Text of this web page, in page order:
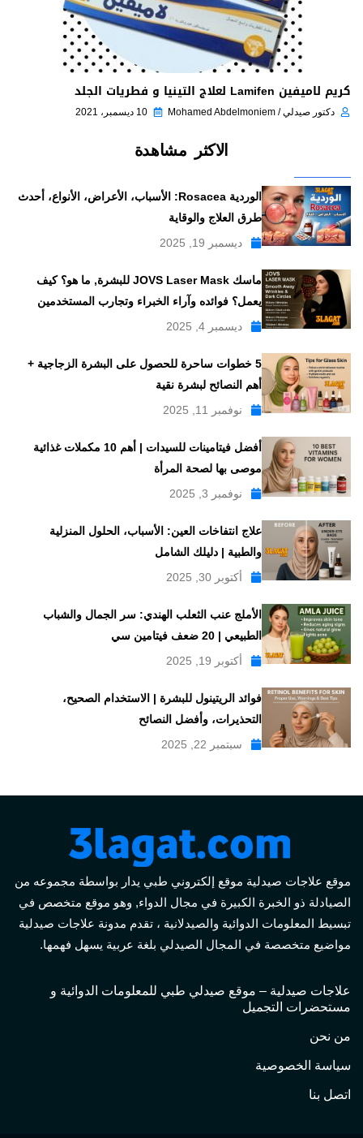
كريم لاميفين Lamifen لعلاج التينيا و فطريات الجلد
دكتور صيدلي / Mohamed Abdelmoniem 10 ديسمبر، 2021
الاكثر مشاهدة
الوردية Rosacea: الأسباب، الأعراض، الأنواع، أحدث
طرق العلاج والوقاية
ديسمبر 19, 2025
ماسك JOVS Laser Mask للبشرة, ما هو؟ كيف
يعمل؟ فوائده وآراء الخبراء وتجارب المستخدمين
ديسمبر 4, 2025
5 خطوات ساحرة للحصول على البشرة الزجاجية +
أهم النصائح لبشرة نقية
نوفمبر 11, 2025
أفضل فيتامينات للسيدات | أهم 10 مكملات غذائية
موصى بها لصحة المرأة
نوفمبر 3, 2025
علاج انتفاخات العين: الأسباب، الحلول المنزلية
والطبية | دليلك الشامل
أكتوبر 30, 2025
الأملج عنب الثعلب الهندي: سر الجمال والشباب
الطبيعي | 20 ضعف فيتامين سي
أكتوبر 19, 2025
فوائد الريتينول للبشرة | الاستخدام الصحيح،
التحذيرات، وأفضل النصائح
سبتمبر 22, 2025
موقع علاجات صيدلية موقع إلكتروني طبي يدار بواسطة مجموعه من
الصيادلة ذو الخبرة الكبيرة في مجال الدواء, وهو موقع متخصص في
تبسيط المعلومات الدوائية والصيدلانية ، تقدم مدونة علاجات صيدلية
مواضيع متخصصة في المجال الصيدلي بلغة عربية يسهل فهمها.
علاجات صيدلية – موقع صيدلي طبي للمعلومات الدوائية و
مستحضرات التجميل
من نحن
سياسة الخصوصية
اتصل بنا